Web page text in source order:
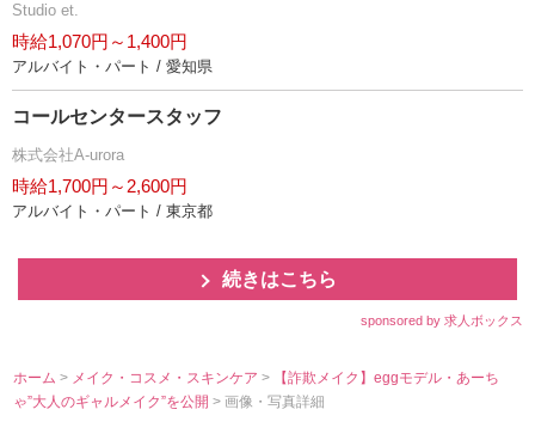
Studio et.
時給1,070円～1,400円
アルバイト・パート / 愛知県
コールセンタースタッフ
株式会社A-urora
時給1,700円～2,600円
アルバイト・パート / 東京都
続きはこちら
sponsored by 求人ボックス
ホーム > メイク・コスメ・スキンケア>
【詐欺メイク】eggモデル・あーち
ゃ”大人のギャルメイク”を公開> 画像・写真詳細